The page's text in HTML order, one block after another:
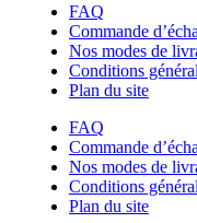
FAQ
Commande
Nos modes de
Conditions
Plan du site
FAQ
Commande
Nos modes de
Conditions
Plan du site